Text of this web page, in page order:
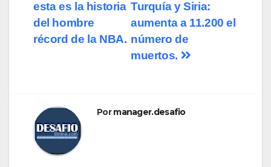
Turquía y Siria:
aumenta a 11.200 el
número de
muertos.
esta es la historia
del hombre
récord de la NBA.
Pormanager.desafio